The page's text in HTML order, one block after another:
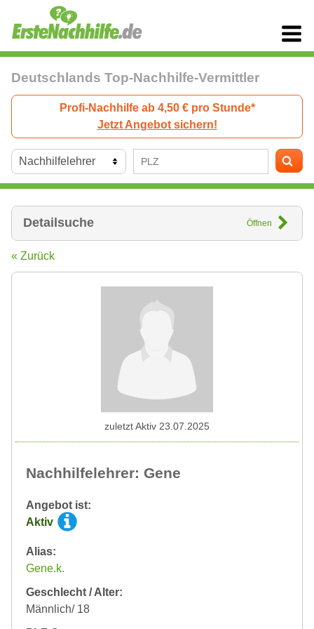
Deutschlands Top-Nachhilfe-Vermittler
Profi-Nachhilfe ab 4,50 € pro Stunde*
Jetzt Angebot sichern!
Detailsuche Öffnen
« Zurück
Nachhilfelehrer: Gene
Angebot ist:
Aktiv
Alias:
Gene.k.
Geschlecht / Alter:
Männlich/ 18
zuletzt Aktiv 23.07.2025